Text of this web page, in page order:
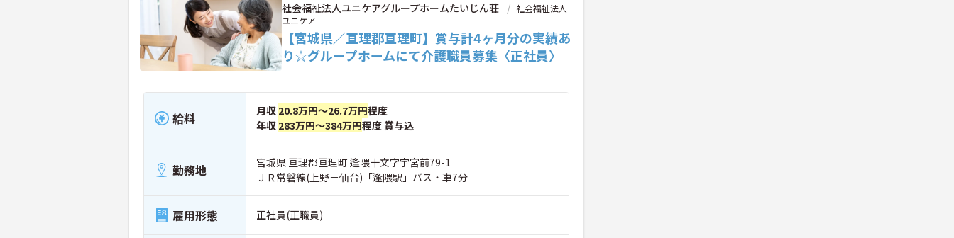
社会福祉法人ユニケアグループホームたいじん荘
社会福祉法人
ユニケア
【宮城県／亘理郡亘理町】賞与計4ヶ月分の実績あ
り☆グループホームにて介護職員募集〈正社員〉
給料 月収 20.8万円～26.7万円程度
年収 283万円～384万円程度 賞与込
勤務地
宮城県 亘理郡亘理町 逢隈十文字宇宮前79-1
ＪＲ常磐線(上野－仙台)「逢隈駅」バス・車7分
雇用形態 正社員(正職員)